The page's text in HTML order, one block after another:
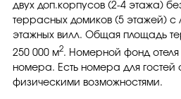
двух доп.корпусов (2-4 этажа)
террасных домиков (5 этажей) с
этажных вилл. Общая площадь
250 000 м2. Номерной фонд отеля
номера. Есть номера для гостей
физическими возможностями.